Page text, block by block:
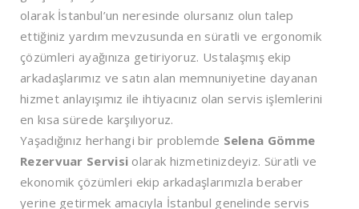
olarak İstanbul’un neresinde olursanız olun talep
ettiğiniz yardım mevzusunda en süratli ve ergonomik
çözümleri ayağınıza getiriyoruz. Ustalaşmış ekip
arkadaşlarımız ve satın alan memnuniyetine dayanan
hizmet anlayışımız ile ihtiyacınız olan servis işlemlerini
en kısa sürede karşılıyoruz.
Yaşadığınız herhangi bir problemde Selena Gömme
Rezervuar Servisi olarak hizmetinizdeyiz. Süratli ve
ekonomik çözümleri ekip arkadaşlarımızla beraber
yerine getirmek amacıyla İstanbul genelinde servis